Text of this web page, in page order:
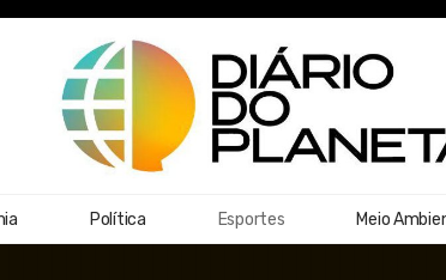
Política Esportes Meio